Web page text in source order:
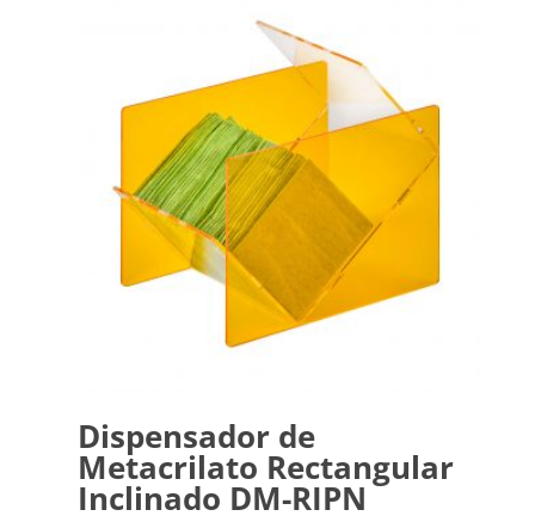
Dispensador de
Metacrilato Rectangular
Inclinado DM-RIPN